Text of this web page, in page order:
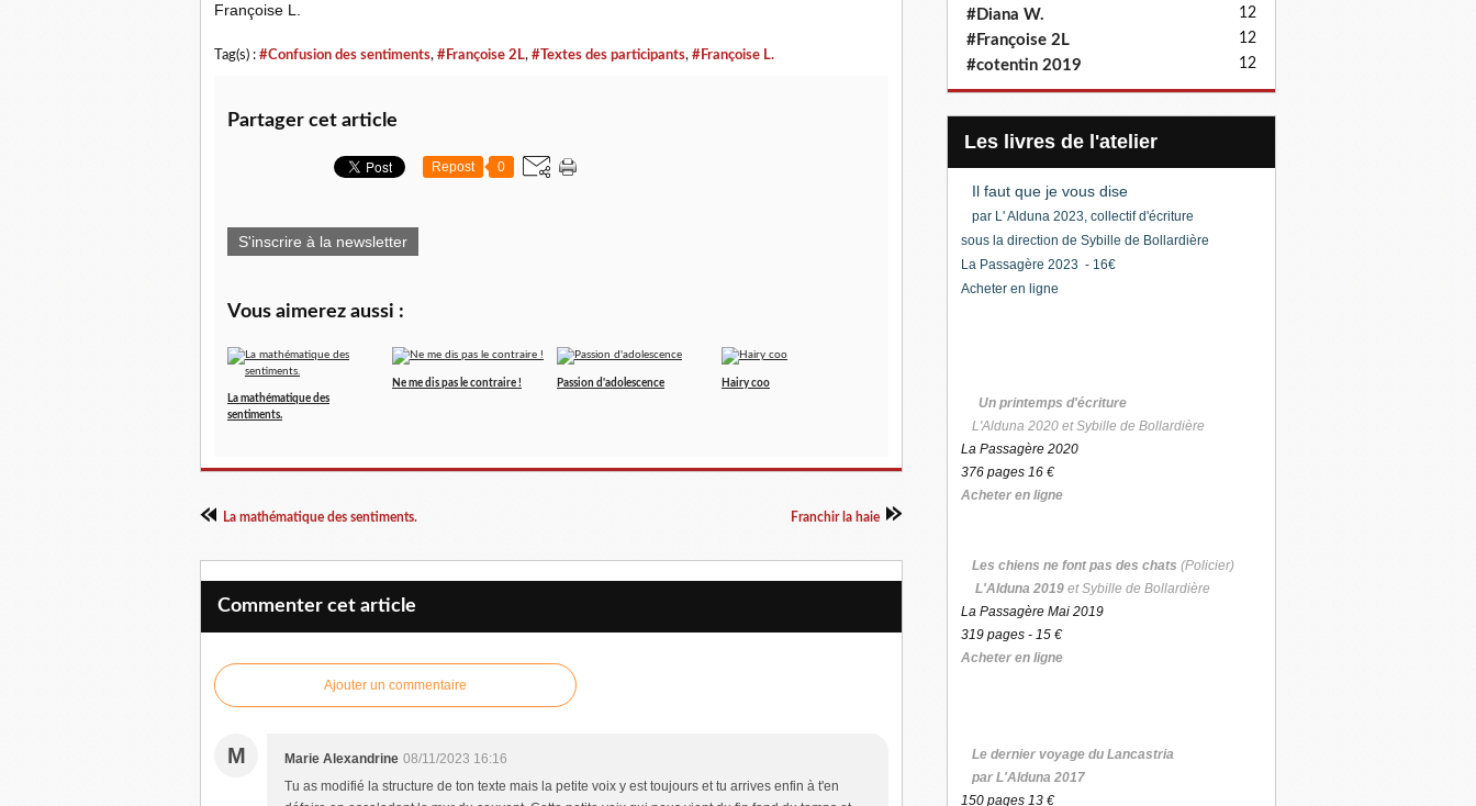
Françoise L.
Tag(s) : #Confusion des sentiments, #Françoise 2L, #Textes des participants, #Françoise L.
Partager cet article
Repost 0
S'inscrire à la newsletter
Vous aimerez aussi :
La mathématique des
sentiments.
Ne me dis pas le contraire ! Passion d'adolescence Hairy coo
La mathématique des sentiments. Franchir la haie
Commenter cet article
Ajouter un commentaire
M Marie Alexandrine 08/11/2023 16:16
Tu as modifié la structure de ton texte mais la petite voix y est toujours et tu arrives enfin à t'en
#Diana W. 12
#Françoise 2L 12
#cotentin 2019 12
Les livres de l'atelier
Il faut que je vous dise
par L' Alduna 2023, collectif d'écriture
sous la direction de Sybille de Bollardière
La Passagère 2023 - 16€
Acheter en ligne
Un printemps d'écriture
L'Alduna 2020 et Sybille de Bollardière
La Passagère 2020
376 pages 16 €
Acheter en ligne
Les chiens ne font pas des chats (Policier)
L'Alduna 2019 et Sybille de Bollardière
La Passagère Mai 2019
319 pages - 15 €
Acheter en ligne
Le dernier voyage du Lancastria
par L'Alduna 2017
150 pages 13 €